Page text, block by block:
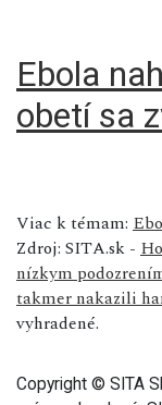
Ebola
obetí sa
Viac k témam:
Zdroj: SITA.sk -
nízkym
takmer nakazili
vyhradené.
Copyright © SITA